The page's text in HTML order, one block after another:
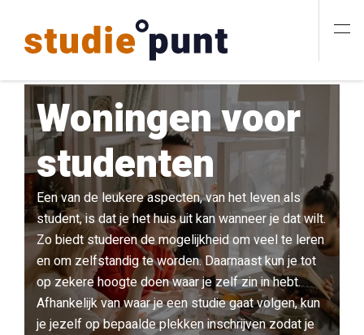
Woningen voor
studenten
Een van de leukere aspecten, van het leven als
student, is dat je het huis uit kan wanneer je dat wilt.
Zo biedt studeren de mogelijkheid om veel te leren
en om zelfstandig te worden. Daarnaast kun je tot
op zekere hoogte doen waar je zelf zin in hebt.
Afhankelijk van waar je een studie gaat volgen, kun
je jezelf op bepaalde plekken inschrijven zodat je